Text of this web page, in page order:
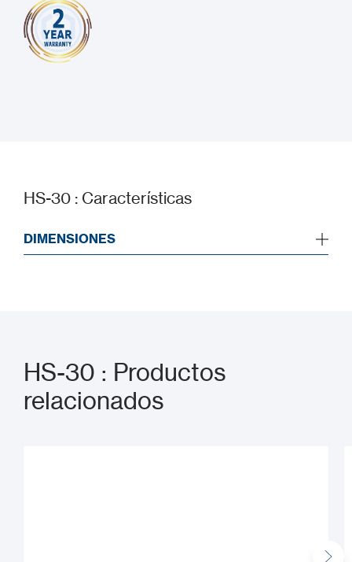
HS-30 : Características
DIMENSIONES
HS-30 : Productos
relacionados